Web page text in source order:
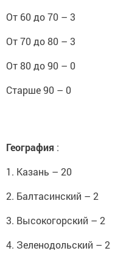
От 60 до 70 – 3
От 70 до 80 – 3
От 80 до 90 – 0
Старше 90 – 0
География :
1. Казань – 20
2. Балтасинский – 2
3. Высокогорский – 2
4. Зеленодольский – 2